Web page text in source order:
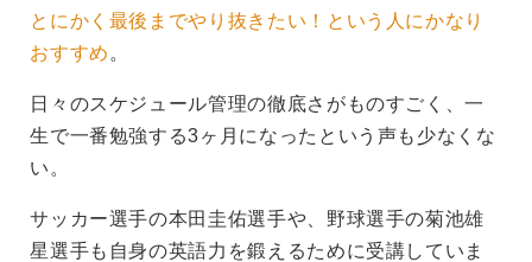
とにかく最後までやり抜きたい！という人にかなり
おすすめ 。
日々のスケジュール管理の徹底さがものすごく、一
生で一番勉強する3ヶ月になったという声も少なくな
い。
サッカー選手の本田圭佑選手や、野球選手の菊池雄
星選手も自身の英語力を鍛えるために受講していま